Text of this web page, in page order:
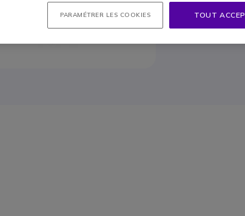
PARAMÉTRER LES COOKIES TOUT